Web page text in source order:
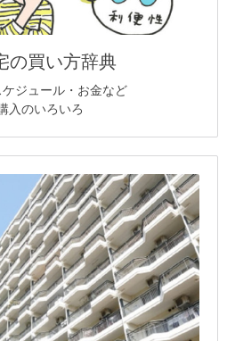
の買い方辞典
ジュール・お金など
入のいろいろ